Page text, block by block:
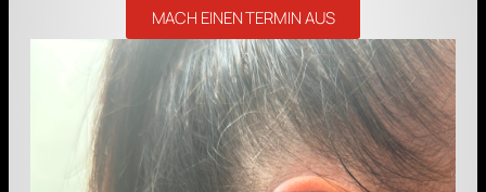
MACH EINEN TERMIN AUS